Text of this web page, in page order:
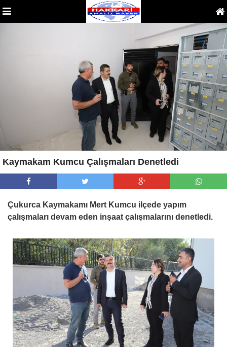
Kaymakam Kumcu Çalışmaları Denetledi
Çukurca Kaymakamı Mert Kumcu ilçede yapım
çalışmaları devam eden inşaat çalışmalarını denetledi.